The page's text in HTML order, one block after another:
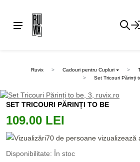
Ruvix Cadouri pentru Cupluri
Set Tricouri Părinți
SET TRICOURI PĂRINȚI TO BE
109.00 LEI
70 de persoane vizualizează
Disponibilitate: În stoc